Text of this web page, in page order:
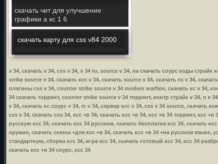
скачать чит для улучшение
графики а кс 1 6
скачать карту для css v84 2000
v 34, скачать v 34, css v 34, v 34 ru, source v 34, на скачать соурс коды
strike source v 34, скачать ксс v 34, скачать source v 34, скачать cs v 34,
плагины css v 34, counter strike source v 34 modern warfare, скачать кс v 34,
34 скачать торрент, counter strike source v 34 торрент, контр страйк v 34, n e
v 34, скачать кс соурс v 34, rc v 34, сервер ксс v 34, css v 34 source, скачать
css v 34, скачать css 34, ксс +в 34, скачать ксс +в 34, ксс +в 34 торрент, ксс
русскую ксс 34, скачать ксс 34 русском, скачать бесплатна ксс 34, скачать
оружие, скачать скины +для ксс +в 34, скачать ксс +в 34 +на русском языке,
стандартную, сборка ксс 34, игра ксс 34, скачать готовый ксс 34, ксс 34
скачать ксс +в 34 соурс, ксс 34